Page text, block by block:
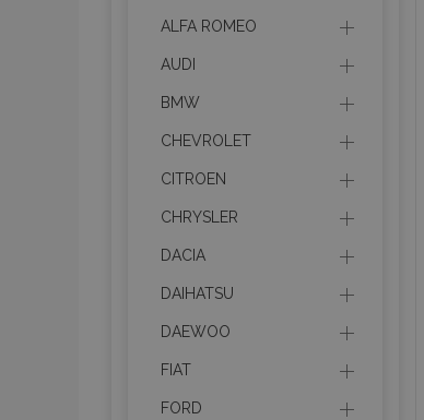
ALFA ROMEO
AUDI
BMW
CHEVROLET
CITROEN
CHRYSLER
DACIA
DAIHATSU
DAEWOO
FIAT
FORD